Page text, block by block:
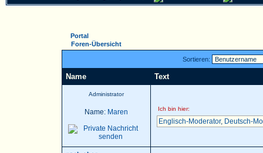
Portal
Foren-Übersicht
Sortieren:
Name Text
Administrator
Name: Maren Ich bin hier:
Englisch-Moderator, Deutsch-